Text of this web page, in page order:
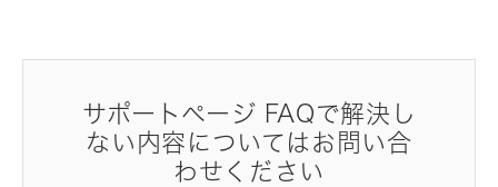
サポートページ FAQで解決し
ない内容についてはお問い合
わせください